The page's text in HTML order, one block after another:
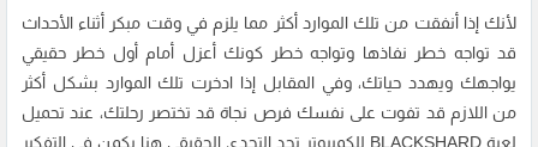
لأنك إذا أنفقت من تلك الموارد أكثر مما يلزم في وقت مبكر أثناء الأحداث
قد تواجه خطر نفاذها وتواجه خطر كونك أعزل أمام أول خطر حقيقي
يواجهك ويهدد حياتك، وفي المقابل إذا ادخرت تلك الموارد بشكل أكثر
من اللازم قد تفوت على نفسك فرص نجاة قد تختصر رحلتك، عند تحميل
لعبة BLACKSHARD للكمبيوتر تجد التحدي الحقيقي هنا يكمن في التفكير